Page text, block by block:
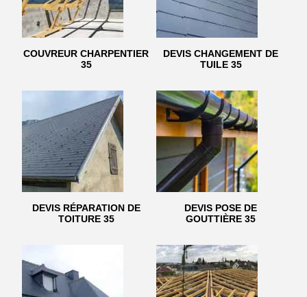
COUVREUR CHARPENTIER
35
DEVIS CHANGEMENT DE
TUILE 35
DEVIS RÉPARATION DE
TOITURE 35
DEVIS POSE DE
GOUTTIÈRE 35